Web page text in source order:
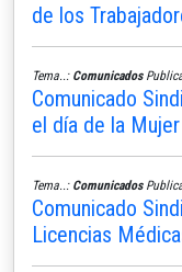
de los
Tema..: Comunicados
Comunicado
el día de la Mujer
Tema..: Comunicados
Comunicado
Licencias